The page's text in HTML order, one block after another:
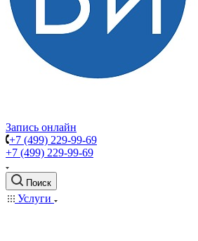
Запись онлайн
+7 (499) 229-99-69
+7 (499) 229-99-69
Поиск
Услуги